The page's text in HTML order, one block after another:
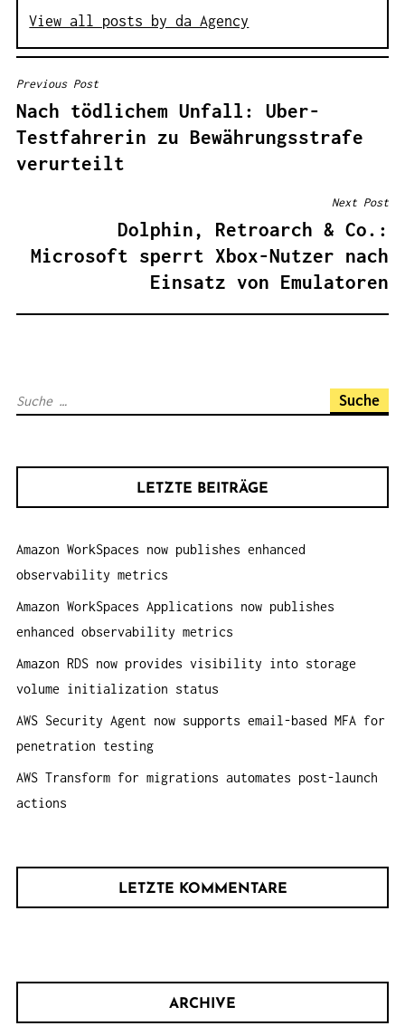
View all posts by da Agency
B
E
I
T
G
G
O
Previous Post
Nach tödlichem Unfall: Uber-
Testfahrerin zu Bewährungsstrafe
verurteilt
Next Post
Dolphin, Retroarch & Co.:
Microsoft sperrt Xbox-Nutzer nach
Einsatz von Emulatoren
S
a
c
h
:
LETZTE BEITRÄGE
Amazon WorkSpaces now publishes enhanced
observability metrics
Amazon WorkSpaces Applications now publishes
enhanced observability metrics
Amazon RDS now provides visibility into storage
volume initialization status
AWS Security Agent now supports email-based MFA for
penetration testing
AWS Transform for migrations automates post-launch
actions
LETZTE KOMMENTARE
ARCHIVE